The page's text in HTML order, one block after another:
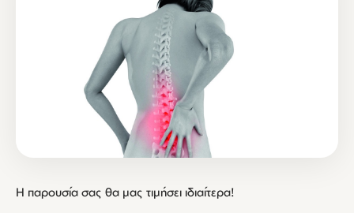
Η παρουσία σας θα μας τιμήσει ιδιαίτερα!